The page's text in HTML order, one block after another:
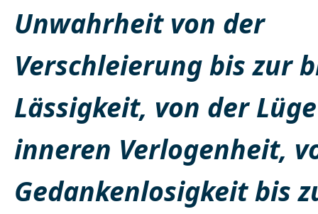
Unwahrheit von der
Verschleierung bis zur
Lässigkeit, von der
inneren Verlogenheit,
Gedankenlosigkeit bis